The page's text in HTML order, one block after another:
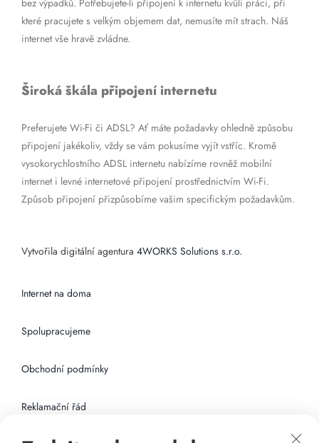
bez výpadků. Potřebujete-li připojení k internetu kvůli práci, při
které pracujete s velkým objemem dat, nemusíte mít strach. Náš
internet vše hravě zvládne.
Široká škála připojení internetu
Preferujete Wi-Fi či ADSL? Ať máte požadavky ohledně způsobu
připojení jakékoliv, vždy se vám pokusíme vyjít vstříc. Kromě
vysokorychlostního ADSL internetu nabízíme rovněž mobilní
internet i levné internetové připojení prostřednictvím Wi-Fi.
Způsob připojení přizpůsobíme vašim specifickým požadavkům.
Vytvořila digitální agentura 4WORKS Solutions s.r.o.
Internet na doma
Spolupracujeme
Obchodní podmínky
Reklamační řád